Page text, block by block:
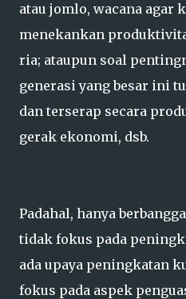
atau jomlo, wacana agar
menekankan
ria; ataupun soal
generasi yang besar ini
dan terserap secara
gerak ekonomi, dsb.
Padahal, hanya
tidak fokus pada
ada upaya peningkatan
fokus pada aspek